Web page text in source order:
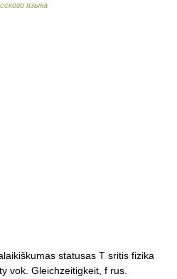
языка
statusas T sritis fizika
vok. Gleichzeitigkeit, f rus.